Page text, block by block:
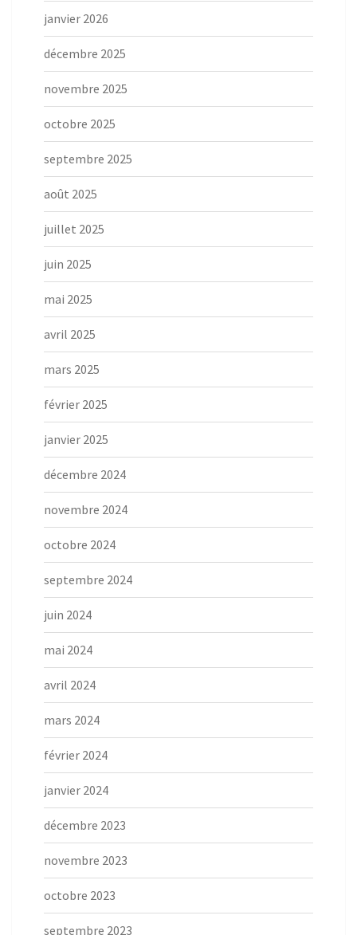
janvier 2026
décembre 2025
novembre 2025
octobre 2025
septembre 2025
août 2025
juillet 2025
juin 2025
mai 2025
avril 2025
mars 2025
février 2025
janvier 2025
décembre 2024
novembre 2024
octobre 2024
septembre 2024
juin 2024
mai 2024
avril 2024
mars 2024
février 2024
janvier 2024
décembre 2023
novembre 2023
octobre 2023
septembre 2023